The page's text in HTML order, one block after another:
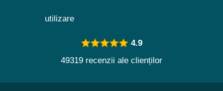
utilizare
4.9
49319 recenzii ale clienților